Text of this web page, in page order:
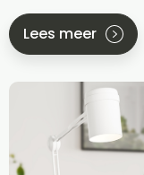
Lees meer